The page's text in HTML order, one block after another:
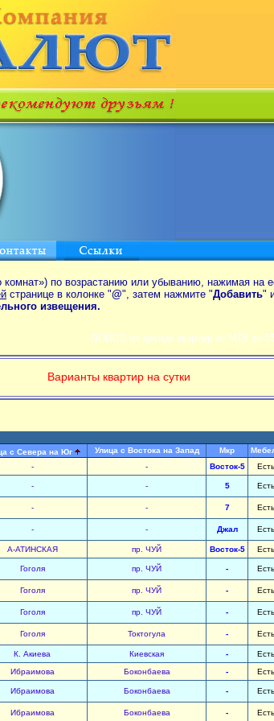
по возрастанию или убыванию, нажимая на
странице в колонке "@", затем нажмите "Добавить"
извещения.
ПОИСК по аренде квартир от MIN до
Варианты квартир на сутки
с Севера на Юг Улица с Востока на Запад Мкр
- - Восток-5 Есть
- - 5 Есть
- - 7 Есть
- - Джал Есть
А-АТИНСКАЯ пр. ЧУЙ Восток-5 Есть
Гоголя пр. ЧУЙ - Есть
Гоголя пр. ЧУЙ - Есть
Гоголя пр. ЧУЙ - Есть
Гоголя Токтогула - Есть
К. Акиева Киевская - Есть
Ибраимова Боконбаева - Есть
Ибраимова Боконбаева - Есть
Ибраимова Боконбаева - Есть